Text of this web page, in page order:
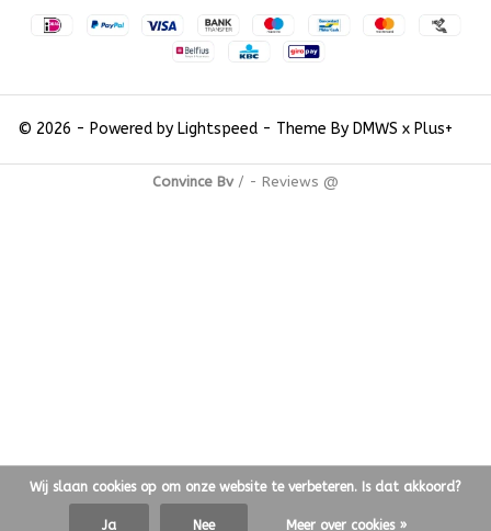
© 2026 - Powered by Lightspeed- Theme By DMWS x Plus+
Convince Bv/ - Reviews @
Wij slaan cookies op om onze website te verbeteren. Is dat akkoord?
Ja Nee Meer over cookies »